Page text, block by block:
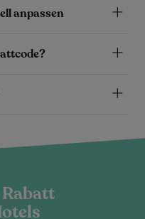
anpassen